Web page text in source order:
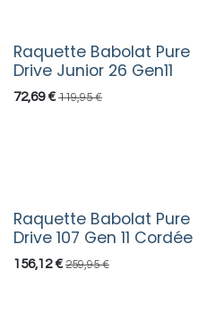
Raquette Babolat Pure
Drive Junior 26 Gen11
72,69€ 119,95€
Raquette Babolat Pure
Drive 107 Gen 11 Cordée
156,12€ 259,95€